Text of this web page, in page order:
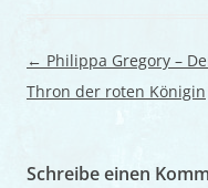
Beitragsnavigation
← Philippa Gregory –
Thron der roten Königin
Schreibe einen